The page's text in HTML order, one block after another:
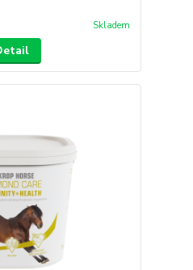
Skladem